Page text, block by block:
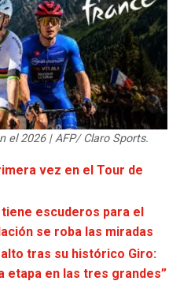
el 2026 | AFP/ Claro Sports.
vez en el Tour de
escuderos para el
se roba las miradas
tras su histórico Giro:
etapa en las tres grandes”